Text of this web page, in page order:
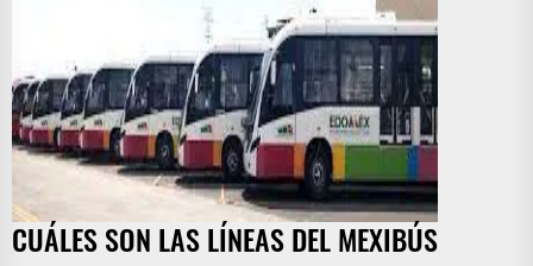
CUÁLES SON LAS LÍNEAS DEL MEXIBÚS